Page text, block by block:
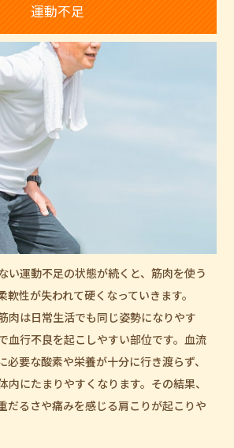
運動不足
い運動不足の状態が続くと、筋肉を使う
軟性が失われて硬くなっていきます。
肉は日常生活でも同じ姿勢になりやす
血行不良を起こしやすい部位です。血流
必要な酸素や栄養が十分に行き渡らず、
内にたまりやすくなります。その結果、
だるさや痛みを感じる肩こりが起こりや